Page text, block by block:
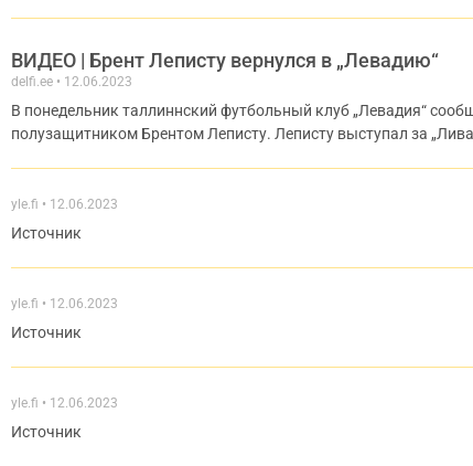
ВИДЕО | Брент Леписту вернулся в „Левадию“
delfi.ee 12.06.2023
В понедельник таллиннский футбольный клуб „Левадия“
полузащитником Брентом Леписту. Леписту выступал за
yle.fi 12.06.2023
Источник
yle.fi 12.06.2023
Источник
yle.fi 12.06.2023
Источник